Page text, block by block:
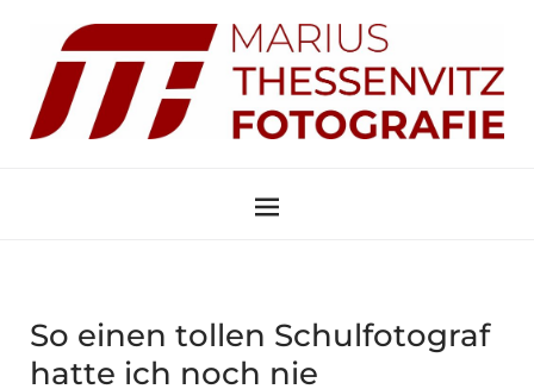
So einen tollen Schulfotograf
hatte ich noch nie